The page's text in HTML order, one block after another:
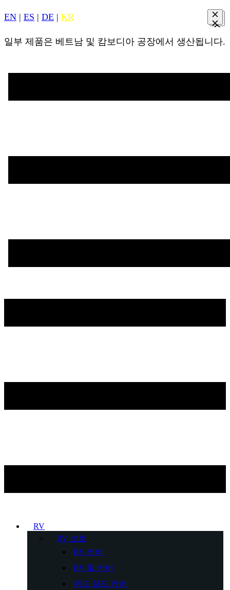
EN | ES | DE | KR
일부 제품은 베트남 및 캄보디아 공장에서 생산됩니다.
RV
RV 보호
RV 커버
RV 휠 커버
윈드 실드 커버